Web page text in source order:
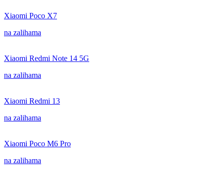
Xiaomi Poco X7
na zalihama
Xiaomi Redmi Note 14 5G
na zalihama
Xiaomi Redmi 13
na zalihama
Xiaomi Poco M6 Pro
na zalihama